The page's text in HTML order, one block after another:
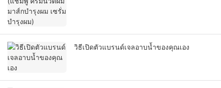
วิธีเปิดตัวแบรนด์เจลอาบน้ำของคุณเอง